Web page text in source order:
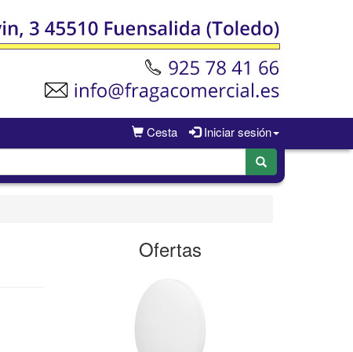
Cesta Iniciar sesión
Ofertas